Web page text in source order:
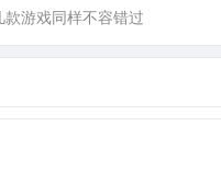
款游戏同样不容错过